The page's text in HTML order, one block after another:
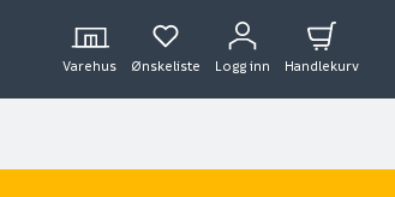
Varehus Ønskeliste Logg inn Handlekurv